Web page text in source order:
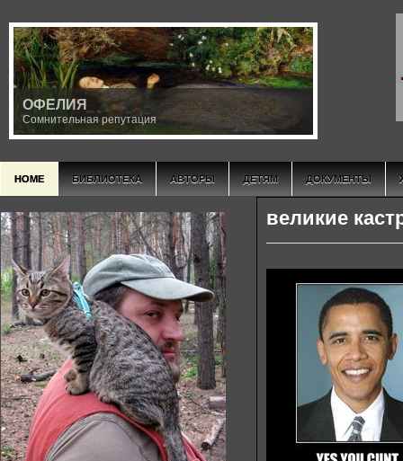
ОФЕЛИЯ
Сомнительная репутация
HOME БИБЛИОТЕКА АВТОРЫ ДЕТЯМ ДОКУМЕНТЫ
великие